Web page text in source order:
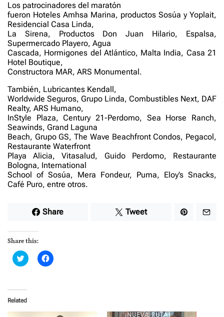
Los patrocinadores del maratón
fueron Hoteles Amhsa Marina, productos Sosúa y Yoplait,
Residencial Casa Linda,
La Sirena, Productos Don Juan Hilario, Espalsa,
Supermercado Playero, Agua
Cascada, Hormigones del Atlántico, Malta India, Casa 21
Hotel Boutique,
Constructora MAR, ARS Monumental.
También, Lubricantes Kendall,
Worldwide Seguros, Grupo Linda, Combustibles Next, DAF
Realty, ARS Humano,
InStyle Plaza, Century 21-Perdomo, Sea Horse Ranch,
Seawinds, Grand Laguna
Beach, Grupo GS, The Wave Beachfront Condos, Pegacol,
Restaurante Waterfront
Playa Alicia, Vitasalud, Guido Perdomo, Restaurante
Bologna, International
School of Sosúa, Mera Fondeur, Puma, Eloy’s Snacks,
Café Puro, entre otros.
Share Tweet
Share this:
C
l
t
o
s
C
l
Related